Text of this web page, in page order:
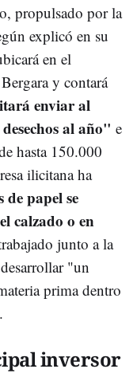
propulsado por la
explicó en su
en el
y contará
enviar al
al año" e
hasta 150.000
ilicitana ha
de papel se
calzado o en
junto a la
"un
prima dentro
inversor